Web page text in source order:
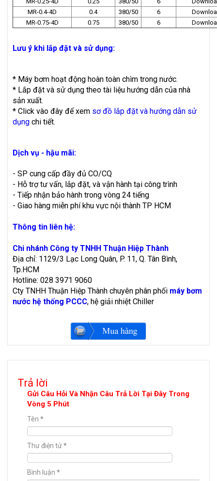
MR-0.4-4D
0.4 380/50 6
MR-0.75-4D
0.75 380/50 6
Lưu ý khi lắp đặt và sử dụng:
* Máy bơm hoạt động hoàn toàn chìm trong nước.
* Lắp đặt và sử dụng theo tài liệu hướng dẫn của nhà
sản xuất.
* Click vào đây để xem sơ đồ lắp đặt và hướng dẫn sử
dụng chi tiết.
Dịch vụ - hậu mãi:
- SP cung cấp đầy đủ CO/CQ
- Hỗ trợ tư vấn, lắp đặt, và vận hành tại công trình
- Tiếp nhận bảo hành trong vòng 24 tiếng
- Giao hàng miễn phí khu vực nội thành TP HCM
Thông tin liên hệ:
Chi nhánh Công ty TNHH Thuận Hiệp Thành
Địa chỉ: 1129/3 Lạc Long Quân, P. 11, Q. Tân Bình,
Tp.HCM
Hotline: 028 3971 9060
Cty TNHH Thuận Hiệp Thành chuyên phân phối máy bơm
nước hệ thống PCCC, hệ giải nhiệt Chiller
Trả lời
Gửi Câu Hỏi Và Nhận Câu Trả Lời Tại Đây Trong
Vòng 5 Phút
Tên *
Thư điện tử*
Bình luận *